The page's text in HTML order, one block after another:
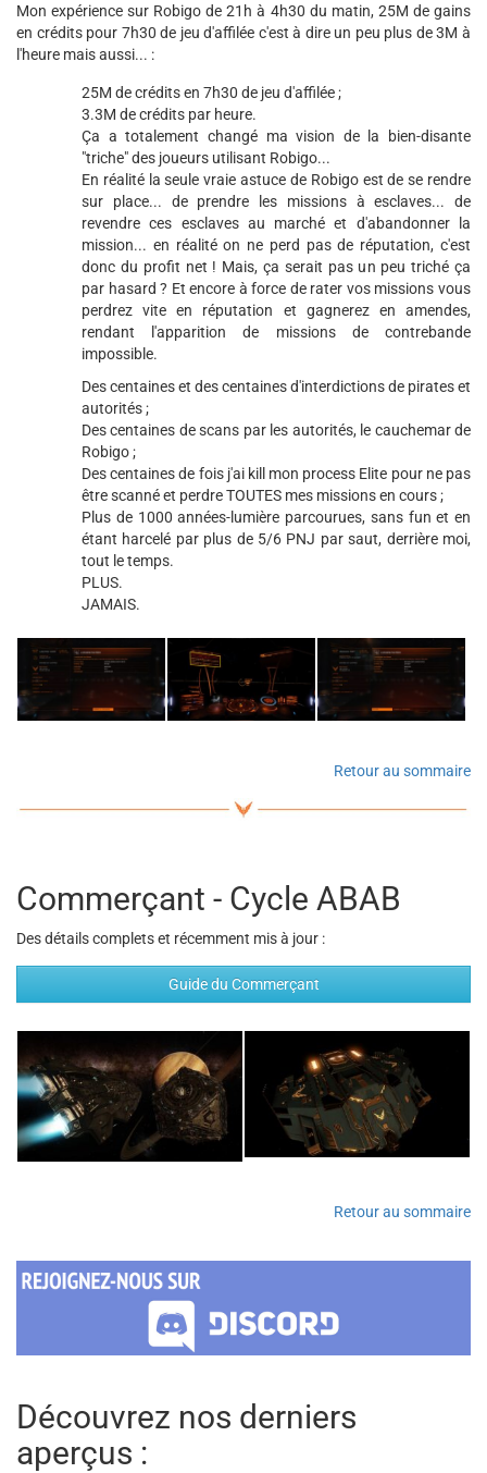
Mon expérience sur Robigo de 21h à 4h30 du matin, 25M de gains
en crédits pour 7h30 de jeu d'affilée c'est à dire un peu plus de 3M à
l'heure mais aussi... :
25M de crédits en 7h30 de jeu d'affilée ;
3.3M de crédits par heure.
Ça a totalement changé ma vision de la bien-disante
"triche" des joueurs utilisant Robigo...
En réalité la seule vraie astuce de Robigo est de se rendre
sur place... de prendre les missions à esclaves... de
revendre ces esclaves au marché et d'abandonner la
mission... en réalité on ne perd pas de réputation, c'est
donc du profit net ! Mais, ça serait pas un peu triché ça
par hasard ? Et encore à force de rater vos missions vous
perdrez vite en réputation et gagnerez en amendes,
rendant l'apparition de missions de contrebande
impossible.
Des centaines et des centaines d'interdictions de pirates et
autorités ;
Des centaines de scans par les autorités, le cauchemar de
Robigo ;
Des centaines de fois j'ai kill mon process Elite pour ne pas
être scanné et perdre TOUTES mes missions en cours ;
Plus de 1000 années-lumière parcourues, sans fun et en
étant harcelé par plus de 5/6 PNJ par saut, derrière moi,
tout le temps.
PLUS.
JAMAIS.
Retour au sommaire
Commerçant - Cycle ABAB
Des détails complets et récemment mis à jour :
Guide du Commerçant
Retour au sommaire
Découvrez nos derniers
aperçus :